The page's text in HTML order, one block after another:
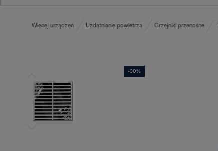
Więcej urządzeń Uzdatnianie powietrza Grzejniki przenośne
-30%